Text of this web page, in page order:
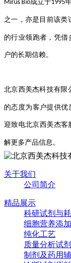
Mirus Bio成立于1995
之一，亦是目前该类
的行业领跑者，凭借
户的长期信赖。
北京西美杰科技有限
的态度为客户提供
迎致电北京西美杰客
解更多产品信息。
关于我们
公司简介
精品展示
科研试剂与
细胞营养添
纯化工艺
质量分析试剂
制剂及药用